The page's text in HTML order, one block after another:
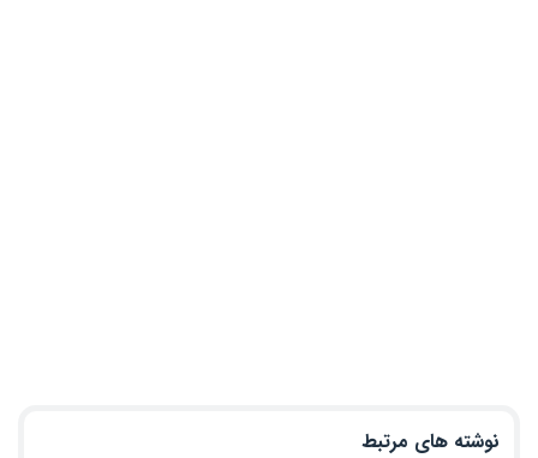
نوشته های مرتبط